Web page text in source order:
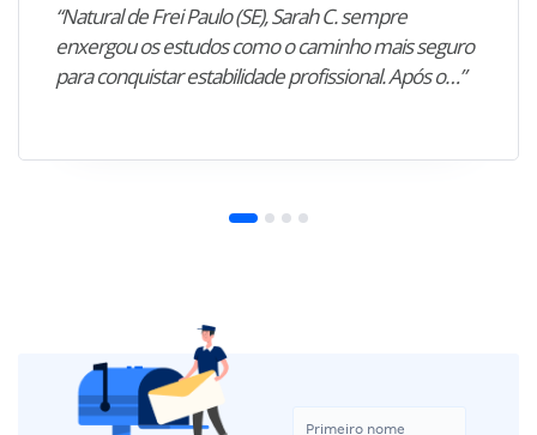
“Natural de Frei Paulo (SE), Sarah C. sempre
enxergou os estudos como o caminho mais seguro
para conquistar estabilidade profissional. Após o…”